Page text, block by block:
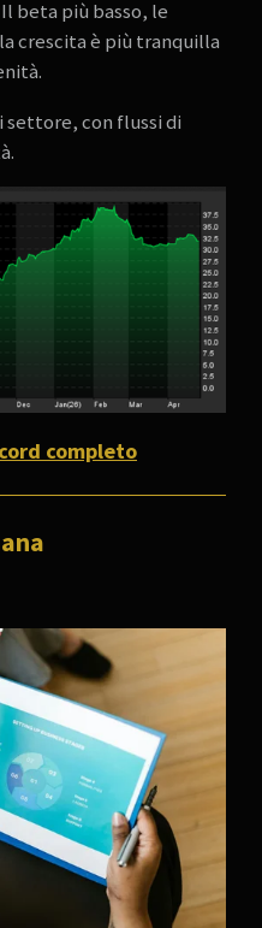
beta più basso, le
crescita è più tranquilla
settore, con flussi di
completo